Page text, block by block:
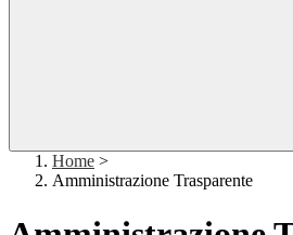
Home >
Amministrazione Trasparente